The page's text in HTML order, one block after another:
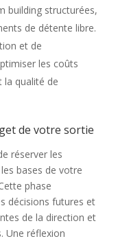
building structurées,
de détente libre.
et de
les coûts
la qualité de
de votre sortie
réserver les
bases de votre
phase
décisions futures et
de la direction et
Une réflexion